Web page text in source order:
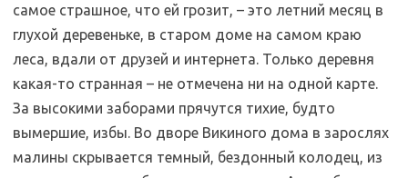
самое страшное, что ей грозит, – это летний месяц в
глухой деревеньке, в старом доме на самом краю
леса, вдали от друзей и интернета. Только деревня
какая-то странная – не отмечена ни на одной карте.
За высокими заборами прячутся тихие, будто
вымершие, избы. Во дворе Викиного дома в зарослях
малины скрывается темный, бездонный колодец, из